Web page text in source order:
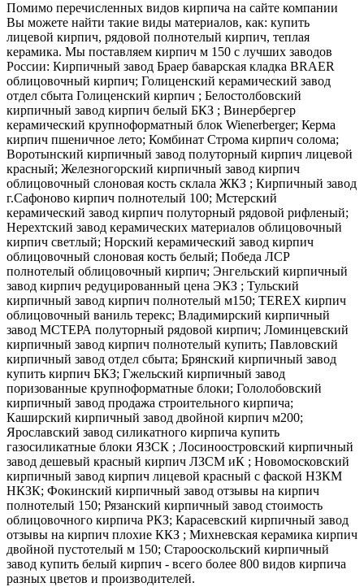
Помимо перечисленных видов кирпича на сайте компании
Вы можете найти такие виды материалов, как: купить
лицевой кирпич, рядовой полнотелый кирпич, теплая
керамика. Мы поставляем кирпич м 150 с лучших заводов
России: Кирпичный завод Браер баварская кладка BRAER
облицовочный кирпич; Голиценский керамический завод
отдел сбыта Голиценский кирпич ; Белостолбовский
кирпичный завод кирпич белый БКЗ ; Винербергер
керамический крупноформатный блок Wienerberger; Керма
кирпич пшеничное лето; Комбинат Строма кирпич солома;
Воротынский кирпичный завод полуторный кирпич лицевой
красный; Железногорский кирпичный завод кирпич
облицовочный слоновая кость склала ЖКЗ ; Кирпичный завод
г.Сафоново кирпич полнотелый 100; Мстерский
керамический завод кирпич полуторный рядовой рифленый;
Нерехтский завод керамических материалов облицовочный
кирпич светлый; Норский керамический завод кирпич
облицовочный слоновая кость белый; Победа ЛСР
полнотелый облицовочный кирпич; Энгельский кирпичный
завод кирпич редуцированный цена ЭКЗ ; Тульский
кирпичный завод кирпич полнотелый м150; TEREX кирпич
облицовочный ваниль терекс; Владимирский кирпичный
завод МСТЕРА полуторный рядовой кирпич; Ломинцевский
кирпичный завод кирпич полнотелый купить; Павловский
кирпичный завод отдел сбыта; Брянский кирпичный завод
купить кирпич БКЗ; Гжельский кирпичный завод
поризованные крупноформатные блоки; Гололобовский
кирпичный завод продажа строительного кирпича;
Каширский кирпичный завод двойной кирпич м200;
Ярославский завод силикатного кирпича купить
газосиликатные блоки ЯЗСК ; Лосиноостровский кирпичный
завод дешевый красный кирпич ЛЗСМ иК ; Новомосковский
кирпичный завод кирпич лицевой красный с фаской НЗКМ
НКЗК; Фокинский кирпичный завод отзывы на кирпич
полнотелый 150; Рязанский кирпичный завод стоимость
облицовочного кирпича РКЗ; Карасевский кирпичный завод
отзывы на кирпич плохие ККЗ ; Михневская керамика кирпич
двойной пустотелый м 150; Старооскольский кирпичный
завод купить белый кирпич - всего более 800 видов кирпича
разных цветов и производителей.